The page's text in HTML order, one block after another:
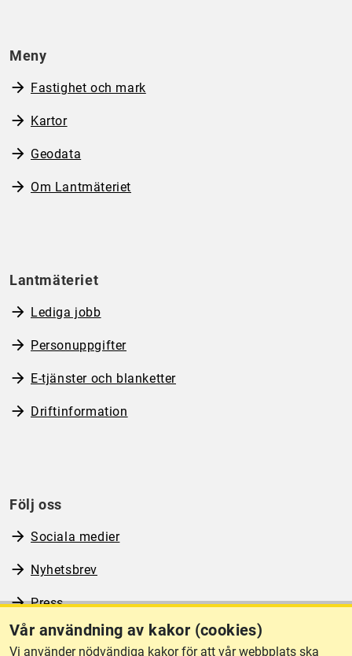
Vår användning av kakor (cookies)
Vi använder nödvändiga kakor för att vår webbplats ska
Meny
Fastighet och mark
Kartor
Geodata
Om Lantmäteriet
Lantmäteriet
Lediga jobb
Personuppgifter
E-tjänster och blanketter
Driftinformation
Följ oss
Sociala medier
Nyhetsbrev
Press
RSS